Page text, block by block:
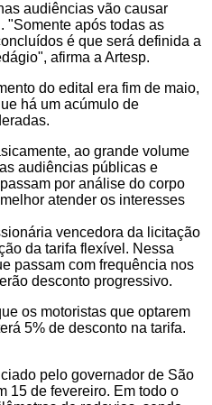
audiências vão causar
"Somente após todas as
é que será definida a
afirma a Artesp.
do edital era fim de maio,
há um acúmulo de
ao grande volume
audiências públicas e
por análise do corpo
atender os interesses
vencedora da licitação
da tarifa flexível. Nessa
passam com frequência nos
desconto progressivo.
os motoristas que optarem
5% de desconto na tarifa.
pelo governador de São
15 de fevereiro. Em todo o